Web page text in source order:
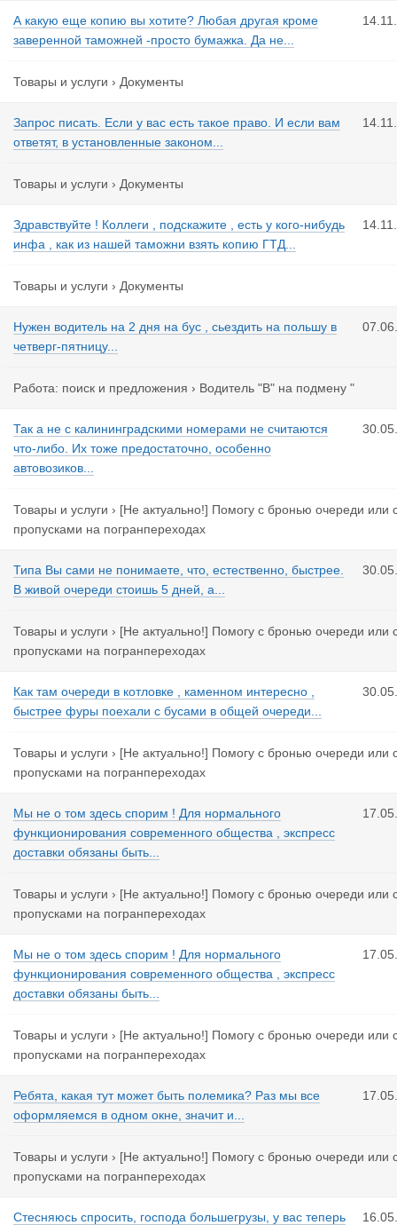
А какую еще копию вы хотите? Любая другая кроме
заверенной таможней -просто бумажка. Да не...
Товары и услуги › Документы
Запрос писать. Если у вас есть такое право. И если вам
ответят, в установленные законом...
Товары и услуги › Документы
Здравствуйте ! Коллеги , подскажите , есть у кого-нибудь
инфа , как из нашей таможни взять копию ГТД...
Товары и услуги › Документы
Нужен водитель на 2 дня на бус , сьездить на польшу в
четверг-пятницу...
Работа: поиск и предложения › Водитель "В" на подмену "
Так а не с калининградскими номерами не считаются
что-либо. Их тоже предостаточно, особенно
автовозиков...
Товары и услуги › [Не актуально!] Помогу с бронью очереди или
пропусками на погранпереходах
Типа Вы сами не понимаете, что, естественно, быстрее.
В живой очереди стоишь 5 дней, а...
Товары и услуги › [Не актуально!] Помогу с бронью очереди или
пропусками на погранпереходах
Как там очереди в котловке , каменном интересно ,
быстрее фуры поехали с бусами в общей очереди...
Товары и услуги › [Не актуально!] Помогу с бронью очереди или
пропусками на погранпереходах
Мы не о том здесь спорим ! Для нормального
функционирования современного общества , экспресс
доставки обязаны быть...
Товары и услуги › [Не актуально!] Помогу с бронью очереди или
пропусками на погранпереходах
Мы не о том здесь спорим ! Для нормального
функционирования современного общества , экспресс
доставки обязаны быть...
Товары и услуги › [Не актуально!] Помогу с бронью очереди или
пропусками на погранпереходах
Ребята, какая тут может быть полемика? Раз мы все
оформляемся в одном окне, значит и...
Товары и услуги › [Не актуально!] Помогу с бронью очереди или
пропусками на погранпереходах
Стесняюсь спросить, господа большегрузы, у вас теперь